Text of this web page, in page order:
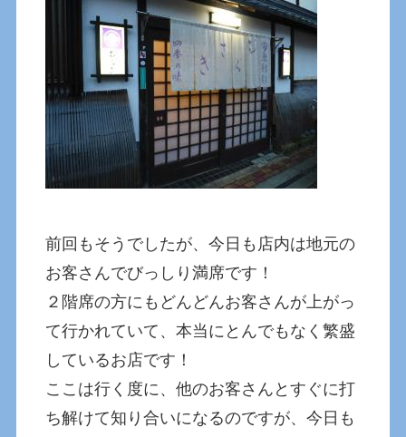
前回もそうでしたが、今日も店内は地元の
お客さんでびっしり満席です！
２階席の方にもどんどんお客さんが上がっ
て行かれていて、本当にとんでもなく繁盛
しているお店です！
ここは行く度に、他のお客さんとすぐに打
ち解けて知り合いになるのですが、今日も